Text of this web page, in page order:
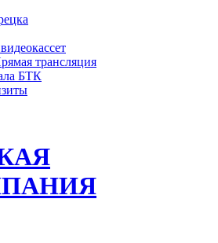
трансляция
БТК